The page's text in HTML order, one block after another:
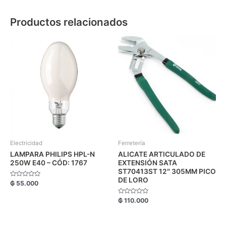
Productos relacionados
Electricidad
LAMPARA PHILIPS HPL-N
250W E40 – CÓD: 1767
Valorado
con
₲ 55.000
Ferretería
ALICATE ARTICULADO DE
EXTENSIÓN SATA
ST70413ST 12″ 305MM PICO
DE LORO
Valorado
con
₲ 110.000